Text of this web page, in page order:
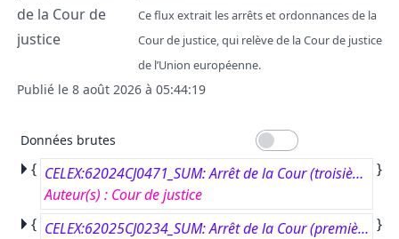
Ce flux extrait les arrêts et ordonnances de la
Cour de justice, qui relève de la Cour de justice
de l’Union européenne.
Publié le 8 août 2026 à 05:44:19
Données brutes
{
CELEX:62024CJ0471_SUM: Arrêt de la Cour (troisième chambre) du 12 février 2026.#J.J. contre PKO BP S.A.#Demande de décision préjudicielle, introduite par le Sąd Okręgowy w Częstochowie.#Renvoi préjudiciel – Clauses abusives dans les contrats conclus avec les consommateurs – Directive 93/13/CEE – Contrat de crédit – Contrat de prêt hypothécaire à taux variable – Clause contractuelle prévoyant la fixation du taux d’intérêt sur la base d’un indice de référence, au sens du règlement (UE) 2016/1011 – Article 1er, paragraphe 2, de la directive 93/13 – Clause contractuelle reflétant des dispositions législatives ou réglementaires impératives – Article 4, paragraphe 2, de la directive 93/13 – Notion de “définition de l’objet principal du contrat” – Exigence de transparence – Article 3, paragraphe 1, de la directive 93/13 – Caractère abusif.#Affaire C-471/24.
Auteur(s) : Cour de justice
}
{
CELEX:62025CJ0234_SUM: Arrêt de la Cour (première chambre) du 9 juillet 2026.#Sky Österreich Fernsehen GmbH contre Verein für Konsumenteninformation.#Renvoi préjudiciel – Protection des consommateurs – Droits des consommateurs – Directive 2011/83/CE – Exceptions au droit de rétractation – Contrats de fourniture de contenus numériques non fournis sur un support matériel – Article 16, premier alinéa, sous m) – Abonnement à un service de diffusion en continu (streaming) – Fourniture de services numériques – Offre présentant un caractère dynamique allant au-delà de la seule mise à disposition stable et, le cas échéant, continue de contenus spécifiques.#Affaire C-234/25. }